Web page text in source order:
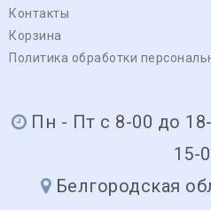
Контакты
Корзина
Политика обработки
Пн - Пт с 8-00 до
15-
Белгородская